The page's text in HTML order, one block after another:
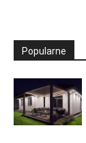
Popularne